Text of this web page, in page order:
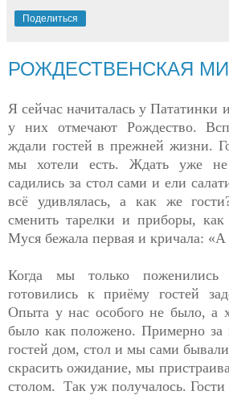
Поделиться
РОЖДЕСТВЕНСКАЯ
Я сейчас начиталась у Пататинки
у них отмечают Рождество.
ждали гостей в прежней жизни.
мы хотели есть. Ждать уже
садились за стол сами и ели
всё удивлялась, а как же
сменить тарелки и приборы, как
Муся бежала первая и кричала:
Когда мы только
готовились к приёму гостей
Опыта у нас особого не было, а
было как положено. Примерно за
гостей дом, стол и мы сами
скрасить ожидание, мы
столом. Так уж получалось. Гости